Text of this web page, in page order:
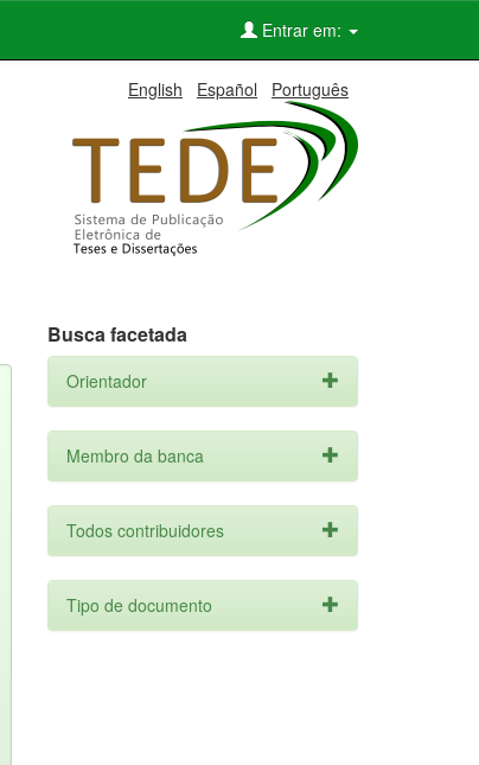
Entrar em:
English Español Português
Busca facetada
Orientador
Membro da banca
Todos contribuidores
Tipo de documento